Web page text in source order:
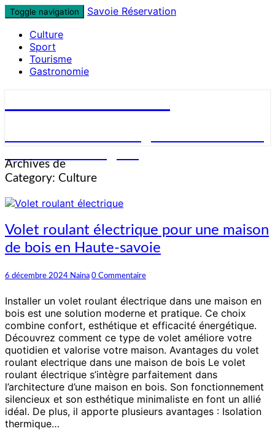
Skip
content
Toggle navigation
Savoie Réservation
Culture
Sport
Tourisme
Gastronomie
Archives de
Category: Culture
Volet
roulant
électrique
une
de
bois
en
Haute-
savoie
Volet roulant électrique pour une maison
de bois en Haute-savoie
6 décembre 2024 Naina Commentaires
0 Commentaire
Installer un volet roulant électrique dans une maison en
bois est une solution moderne et pratique. Ce choix
combine confort, esthétique et efficacité énergétique.
Découvrez comment ce type de volet améliore votre
quotidien et valorise votre maison. Avantages du volet
roulant electrique dans une maison de bois Le volet
roulant électrique s’intègre parfaitement dans
l’architecture d’une maison en bois. Son fonctionnement
silencieux et son esthétique minimaliste en font un allié
idéal. De plus, il apporte plusieurs avantages : Isolation
thermique…